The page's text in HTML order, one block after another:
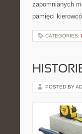
zapomnianych
pamięci
CATEGORIES:
POSTED BY